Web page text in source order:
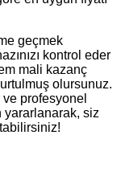
geçmek
kontrol eder
mali kazanç
olursunuz.
profesyonel
yararlanarak, siz